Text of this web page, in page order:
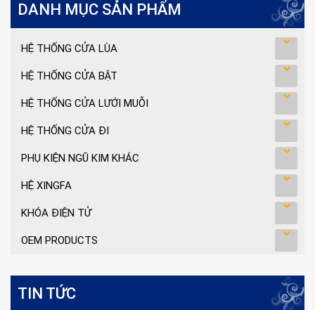
DANH MỤC SẢN PHẨM
HỆ THỐNG CỬA LÙA
HỆ THỐNG CỬA BẬT
HỆ THỐNG CỬA LƯỚI MUỖI
HỆ THỐNG CỬA ĐI
PHỤ KIỆN NGŨ KIM KHÁC
HỆ XINGFA
KHÓA ĐIỆN TỬ
OEM PRODUCTS
TIN TỨC